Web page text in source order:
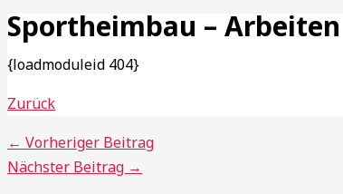
Sportheimbau –
{loadmoduleid 404}
Zurück
← Vorheriger Beitrag
Nächster Beitrag →